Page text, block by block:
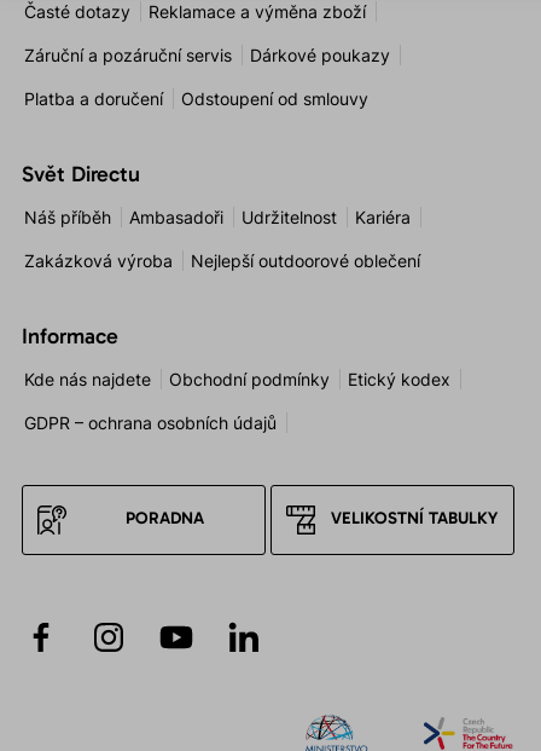
Časté dotazy Reklamace a výměna zboží
Záruční a pozáruční servis Dárkové poukazy
Platba a doručení Odstoupení od smlouvy
Svět Directu
Náš příběh Ambasadoři Udržitelnost Kariéra
Zakázková výroba Nejlepší outdoorové oblečení
Informace
Kde nás najdete Obchodní podmínky Etický kodex
GDPR – ochrana osobních údajů
PORADNA VELIKOSTNÍ TABULKY